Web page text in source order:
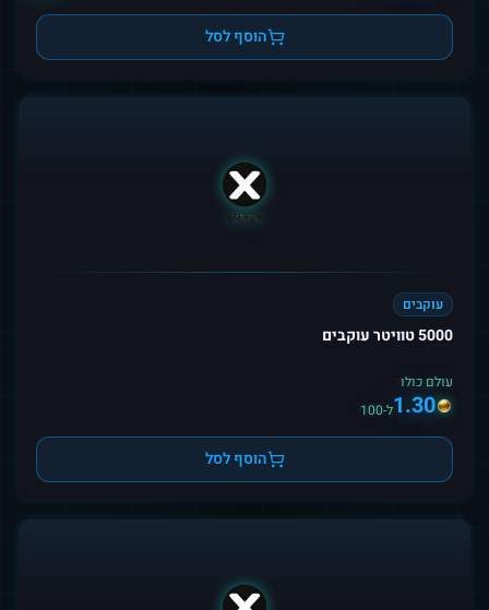
הוסף לסל
עוקבים
5000 טוויטר עוקבים
עולם כולו
1.30ל-100
הוסף לסל